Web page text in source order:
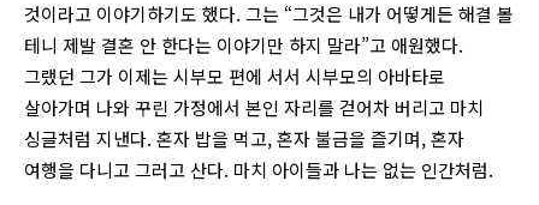
것이라고 이야기하기도 했다. 그는 “그것은 내가 어떻게든 해결 볼
테니 제발 결혼 안 한다는 이야기만 하지 말라”고 애원했다.
그랬던 그가 이제는 시부모 편에 서서 시부모의 아바타로
살아가며 나와 꾸린 가정에서 본인 자리를 걷어차 버리고 마치
싱글처럼 지낸다. 혼자 밥을 먹고, 혼자 불금을 즐기며, 혼자
여행을 다니고 그러고 산다. 마치 아이들과 나는 없는 인간처럼.